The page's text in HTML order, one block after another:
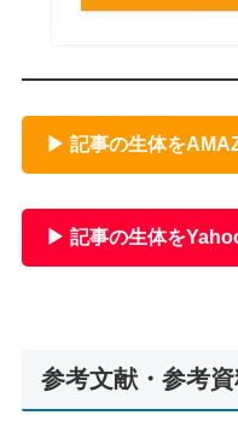
▶ 記事の生体を
▶ 記事の生体を
参考文献・参考